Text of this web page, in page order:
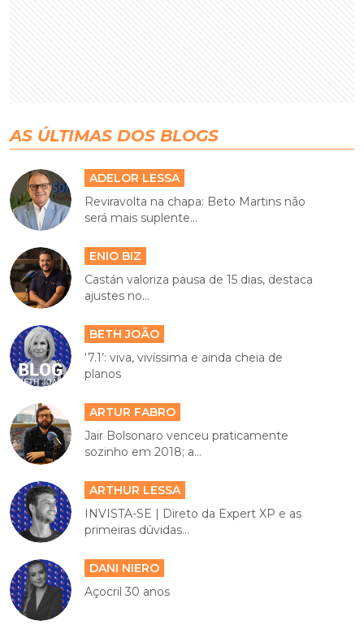
AS ÚLTIMAS DOS BLOGS
ADELOR LESSA
Reviravolta na chapa: Beto Martins não
será mais suplente...
ENIO BIZ
Castán valoriza pausa de 15 dias, destaca
ajustes no...
BETH JOÃO
‘7.1’: viva, vivíssima e ainda cheia de
planos
ARTUR FABRO
Jair Bolsonaro venceu praticamente
sozinho em 2018; a...
ARTHUR LESSA
INVISTA-SE | Direto da Expert XP e as
primeiras dúvidas...
DANI NIERO
Açocril 30 anos